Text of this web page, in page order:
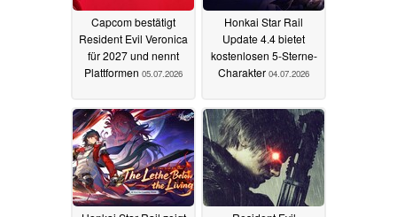
Capcom bestätigt
Resident Evil Veronica
für 2027 und nennt
Plattformen 05.07.2026
Honkai Star Rail
Update 4.4 bietet
kostenlosen 5-Sterne-
Charakter 04.07.2026